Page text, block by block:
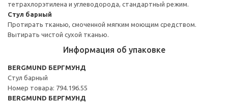
тетрахлорэтилена и углеводорода, стандартный режим.
Стул барный
Протирать тканью, смоченной мягким моющим средством.
Вытирать чистой сухой тканью.
Информация об упаковке
BERGMUND БЕРГМУНД
Стул барный
Номер товара: 794.196.55
BERGMUND БЕРГМУНД